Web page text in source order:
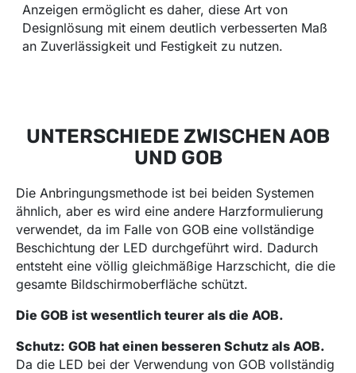
Anzeigen ermöglicht es daher, diese Art von
Designlösung mit einem deutlich verbesserten Maß
an Zuverlässigkeit und Festigkeit zu nutzen.
UNTERSCHIEDE ZWISCHEN AOB
UND GOB
Die Anbringungsmethode ist bei beiden Systemen
ähnlich, aber es wird eine andere Harzformulierung
verwendet, da im Falle von GOB eine vollständige
Beschichtung der LED durchgeführt wird. Dadurch
entsteht eine völlig gleichmäßige Harzschicht, die die
gesamte Bildschirmoberfläche schützt.
Die GOB ist wesentlich teurer als die AOB.
Schutz: GOB hat einen besseren Schutz als AOB.
Da die LED bei der Verwendung von GOB vollständig